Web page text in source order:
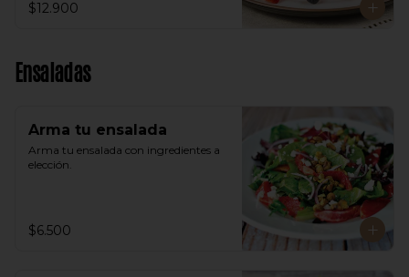
$12.900
Ensaladas
Arma tu ensalada
Arma tu ensalada con ingredientes a
elección.
$6.500